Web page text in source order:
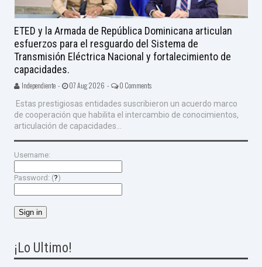
ETED y la Armada de República Dominicana articulan
esfuerzos para el resguardo del Sistema de
Transmisión Eléctrica Nacional y fortalecimiento de
capacidades.
Independiente - 07 Aug 2026 - 0 Comments
Estas prestigiosas entidades suscribieron un acuerdo marco
de cooperación que habilita el intercambio de conocimientos,
articulación de capacidades...
Username:
Password: (?)
¡Lo Ultimo!